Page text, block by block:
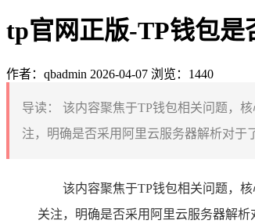
tp官网正版-TP钱包是
作者：qbadmin 2026-04-07 浏览：1440
导读：
该内容聚焦于TP钱包相关问题，
注，明确是否采用阿里云服务器解析对于
该内容聚焦于TP钱包相关问题，
关注，明确是否采用阿里云服务器解